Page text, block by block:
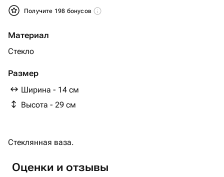
Получите 198 бонусов
Материал
Стекло
Размер
Ширина - 14 см
Высота - 29 см
Стеклянная ваза.
Оценки и отзывы